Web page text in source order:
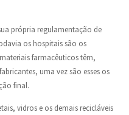
própria regulamentação de
os hospitais são os
farmacêuticos têm,
uma vez são esses os
final.
vidros e os demais recicláveis